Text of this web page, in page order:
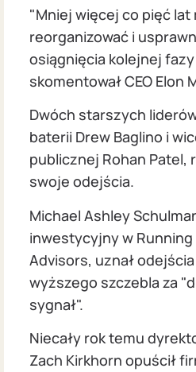
"Mniej więcej co pięć lat
reorganizować i
osiągnięcia kolejnej
skomentował CEO Elon
Dwóch starszych
baterii Drew Baglino i
publicznej Rohan Patel,
swoje odejścia.
Michael Ashley
inwestycyjny w Running
Advisors, uznał
wyższego szczebla za
sygnał".
Niecały rok temu
Zach Kirkhorn opuścił